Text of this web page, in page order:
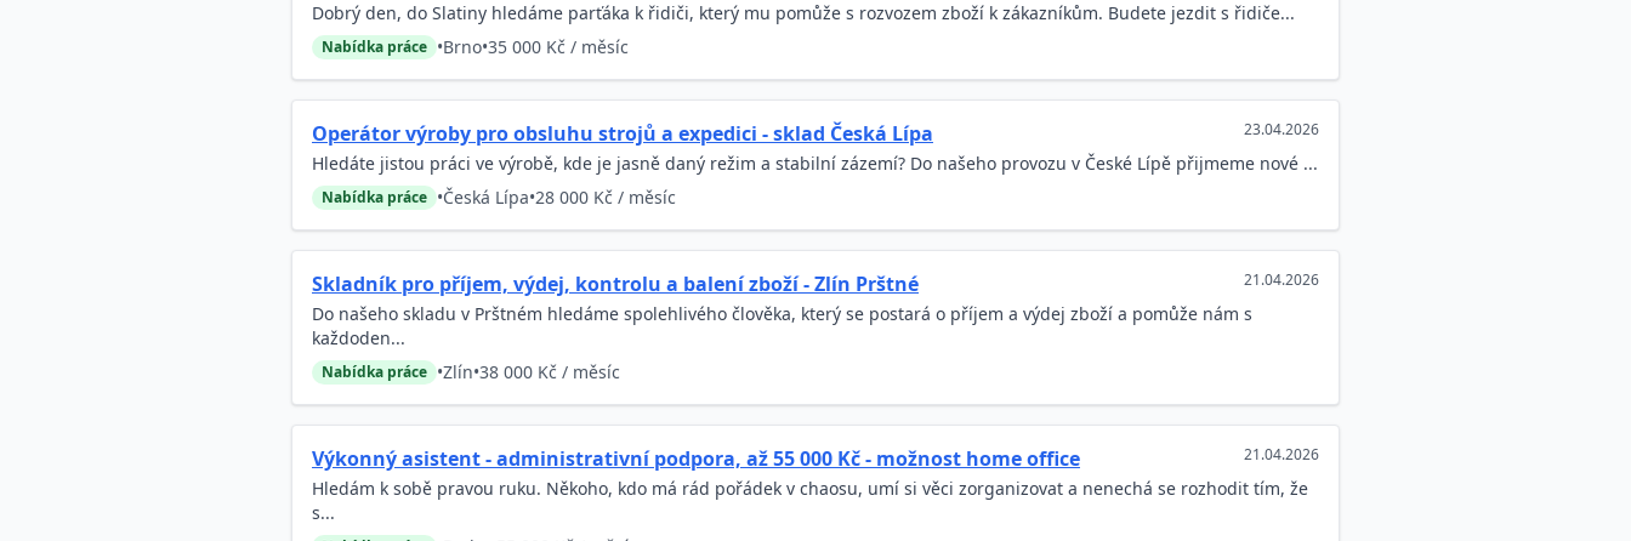
Dobrý den, do Slatiny hledáme parťáka k řidiči, který mu pomůže s rozvozem zboží k zákazníkům. Budete jezdit s řidiče...
Nabídka práce •Brno•35 000 Kč / měsíc
Operátor výroby pro obsluhu strojů a expedici - sklad Česká Lípa 23.04.2026
Hledáte jistou práci ve výrobě, kde je jasně daný režim a stabilní zázemí? Do našeho provozu v České Lípě přijmeme nové ...
Nabídka práce •Česká Lípa•28 000 Kč / měsíc
Skladník pro příjem, výdej, kontrolu a balení zboží - Zlín Prštné 21.04.2026
Do našeho skladu v Prštném hledáme spolehlivého člověka, který se postará o příjem a výdej zboží a pomůže nám s
každoden...
Nabídka práce •Zlín•38 000 Kč / měsíc
Výkonný asistent - administrativní podpora, až 55 000 Kč - možnost home office 21.04.2026
Hledám k sobě pravou ruku. Někoho, kdo má rád pořádek v chaosu, umí si věci zorganizovat a nenechá se rozhodit tím, že
s...